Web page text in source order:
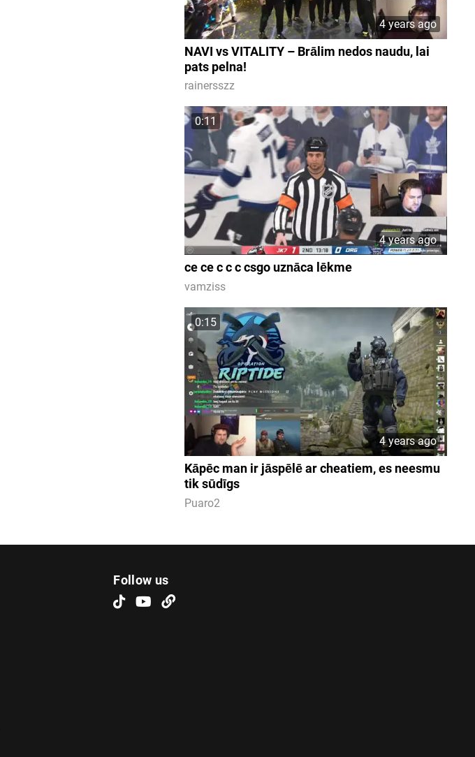
4 years ago
NAVI vs VITALITY – Brālim nedos naudu, lai
pats pelna!
rainersszz
0:11
4 years ago
ce ce c c c csgo uznāca lēkme
vamziss
0:15
4 years ago
Kāpēc man ir jāspēlē ar cheatiem, es neesmu
tik sūdīgs
Puaro2
Follow us